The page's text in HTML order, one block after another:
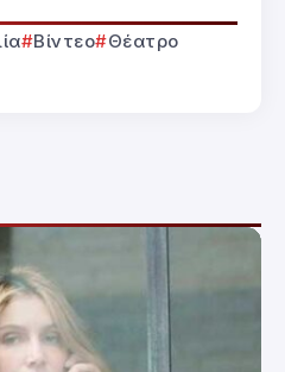
Βίντεο
Θέατρο